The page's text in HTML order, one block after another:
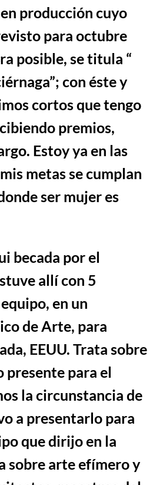
producción cuyo
para octubre
posible, se titula “
; con éste y
cortos que tengo
premios,
Estoy ya en las
metas se cumplan
ser mujer es
becada por el
allícon 5
en un
de Arte, para
EEUU. Trata sobre
presente para el
la circunstancia de
a presentarlo para
que dirijo en la
sobre arte efímero y